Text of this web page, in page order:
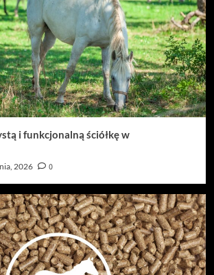
stomatologia na najwyższym
poznaj Willa Dentika
dobrane akcesoria dachowe – klucz do
każdej konstrukcji
i ogród
i ogród
ściółki w nowoczesnym
– jak zadbać o dobrostan
i funkcjonalną ściółkę w
2026 0